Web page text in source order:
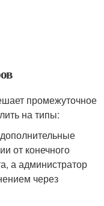
промежуточное
на типы:
от конечного
а администратор
через